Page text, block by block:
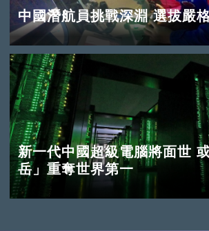
中國潛航員挑戰深淵 選拔嚴
新一代中國超級電腦將面世
岳」重奪世界第一